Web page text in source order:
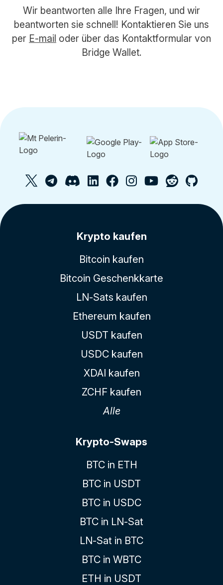
Wir beantworten alle Ihre Fragen, und wir
beantworten sie schnell! Kontaktieren Sie uns
per E-mail oder über das Kontaktformular von
Bridge Wallet.
Krypto kaufen
Bitcoin kaufen
Bitcoin Geschenkkarte
LN-Sats kaufen
Ethereum kaufen
USDT kaufen
USDC kaufen
XDAI kaufen
ZCHF kaufen
Alle
Krypto-Swaps
BTC in ETH
BTC in USDT
BTC in USDC
BTC in LN-Sat
LN-Sat in BTC
BTC in WBTC
ETH in USDT